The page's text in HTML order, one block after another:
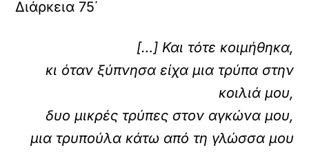
Διάρκεια 75΄
[…] Και τότε κοιμήθηκα,
κι όταν ξύπνησα είχα μια τρύπα στην
κοιλιά μου,
δυο μικρές τρύπες στον αγκώνα μου,
μια τρυπούλα κάτω από τη γλώσσα μου